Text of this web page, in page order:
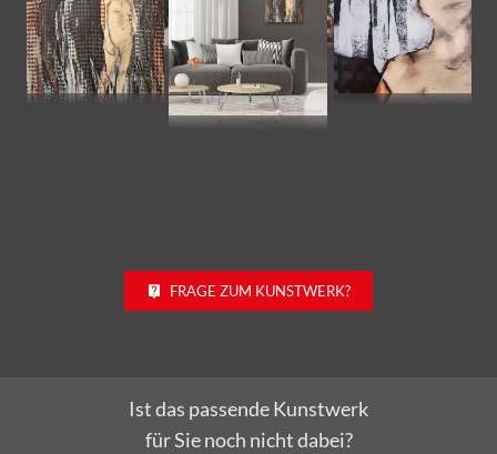
FRAGE ZUM KUNSTWERK?
Ist das passende Kunstwerk
für Sie noch nicht dabei?